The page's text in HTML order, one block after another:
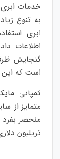
خدمات
به تنوع
ابری
اطلاعات
گنجایش
است که این
کمپانی
متمایز از
منحصر
تریلیون